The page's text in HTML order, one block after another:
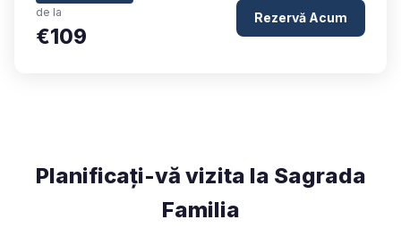
de la
€109
Rezervă Acum
Planificați-vă vizita la Sagrada
Familia